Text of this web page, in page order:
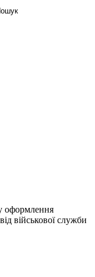
оформлення
військової служби